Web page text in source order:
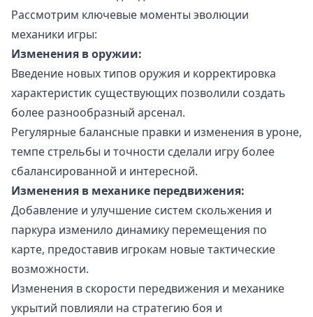
Рассмотрим ключевые моменты эволюции
механики игры:
Изменения в оружии:
Введение новых типов оружия и корректировка
характеристик существующих позволили создать
более разнообразный арсенал.
Регулярные балансные правки и изменения в уроне,
темпе стрельбы и точности сделали игру более
сбалансированной и интересной.
Изменения в механике передвижения:
Добавление и улучшение систем скольжения и
паркура изменило динамику перемещения по
карте, предоставив игрокам новые тактические
возможности.
Изменения в скорости передвижения и механике
укрытий повлияли на стратегию боя и